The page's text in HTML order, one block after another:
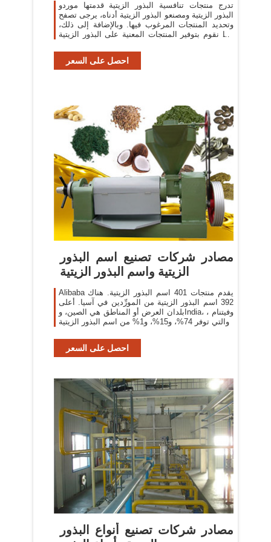
تدرج منتجات تنافسية البذور الزيتية قدمتها موردو
البذور الزيتية ومصنعو البذور الزيتية أدناه، يرجى تصفح
وتحديد المنتجات المرغوب فيها. وبالإضافة إلى ذلك،
كما نقوم بتوفير المنتجات المعنية على البذور الزيتية
احصل على السعر
مصادر شركات تصنيع اسم البذور
الزيتية واسم البذور الزيتية
Alibaba يقدم منتجات 401 اسم البذور الزيتية. هناك
392 اسم البذور الزيتية من المورِّدين في آسيا. أعلى
بلدان العرض أو المناطق هي الصين، وIndia، وفيتنام ،
والتي توفر 74%، و15%، و1% من اسم البذور الزيتية
احصل على السعر
مصادر شركات تصنيع أنواع البذور